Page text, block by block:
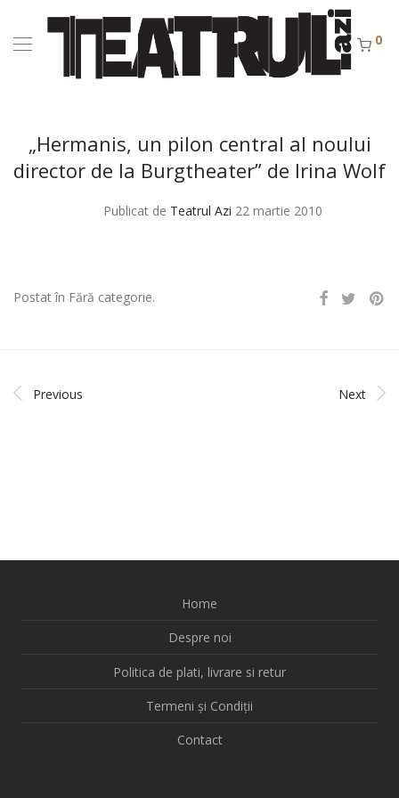
0
„Hermanis, un pilon central al noului
director de la Burgtheater” de Irina Wolf
Publicat de Teatrul Azi 22 martie 2010
Postat în Fără categorie.
Previous Next
Home
Despre noi
Politica de plati, livrare si retur
Termeni și Condiții
Contact